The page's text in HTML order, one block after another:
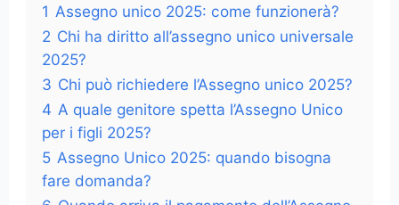
1 Assegno unico 2025: come funzionerà?
2 Chi ha diritto all’assegno unico universale
2025?
3 Chi può richiedere l’Assegno unico 2025?
4 A quale genitore spetta l’Assegno Unico
per i figli 2025?
5 Assegno Unico 2025: quando bisogna
fare domanda?